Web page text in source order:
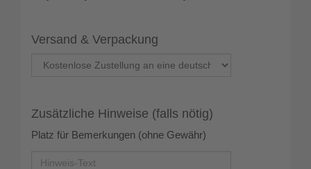
Versand & Verpackung
Zusätzliche Hinweise (falls nötig)
Platz für Bemerkungen (ohne Gewähr)